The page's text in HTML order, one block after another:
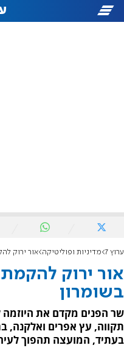
ערוץ 7 מדיניות ופוליטיקה אור ירוק
אור ירוק
בשומרון
שר הפנים מקדם את
תקווה, עץ אפרים ואלקנה,
בעתיד, המועצה תהפוך